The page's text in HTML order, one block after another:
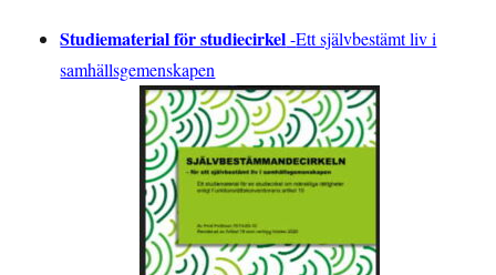
Studiematerial för studiecirkel-Ett självbestämt liv i
samhällsgemenskapen